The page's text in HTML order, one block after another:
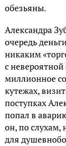
обезьяны.
Александра
очередь
никаким
с
миллионное
кутежах,
поступках
попал в
он, по слухам,
для